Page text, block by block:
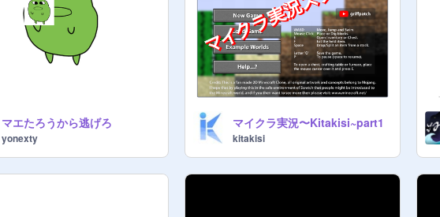
マエたろうから逃げろ
yonexty
マイクラ実況〜Kitakisi~part1
kitakisi